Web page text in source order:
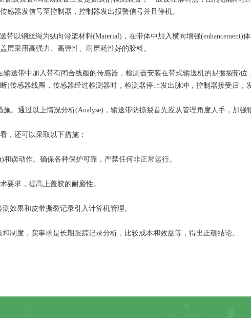
感器发信号至控制器，控制器发出报警信号并且停机。
以钢丝绳为纵向骨架材料(Material)，在带体中加入横向增强
层采用高强力、高弹性、耐磨耗性好的胶料。
带中加入带有闭合线圈的传感器，检测器安装在带式输送机的易撅裂部位
)传感器线圈，传感器经过检测器时，检测器停止发出脉冲，控制器接受后，
通过以上情况分析(Analyse)，输送带防撕裂首先应从管理角度人手，加强
还可以采取以下措施：
动作。确保各种保护可靠，严禁任何非正常运行。
求，提高上盖胶的耐磨性。
果和皮带撕裂记录引入计算机管理。
度，实事求是长期跟踪记录分析，比较成本和效益等，得出正确结论。